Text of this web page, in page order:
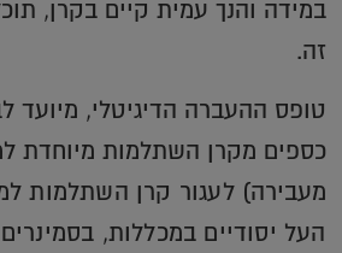
במידה והנך עמית קיים בקרן,
זה.
טופס ההעברה הדיגיטלי, מיועד
כספים מקרן השתלמות מיוחדת
מעבירה) לעגור קרן השתלמות
העל יסודיים במכללות,